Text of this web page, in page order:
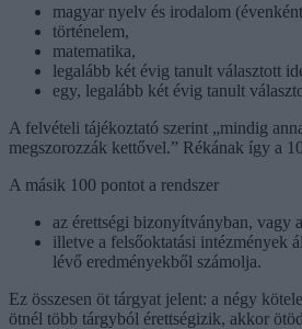
magyar nyelv és irodalom
történelem,
matematika,
legalább két évig tanult választott
egy, legalább két évig tanult
A felvételi tájékoztató szerint „mindig
megszorozzák kettővel.” Rékának így a
A másik 100 pontot a rendszer
az érettségi bizonyítványban, vagy
illetve a felsőoktatási intézmények
lévő eredményekből számolja.
Ez összesen öt tárgyat jelent: a négy
ötnél több tárgyból érettségizik, akkor